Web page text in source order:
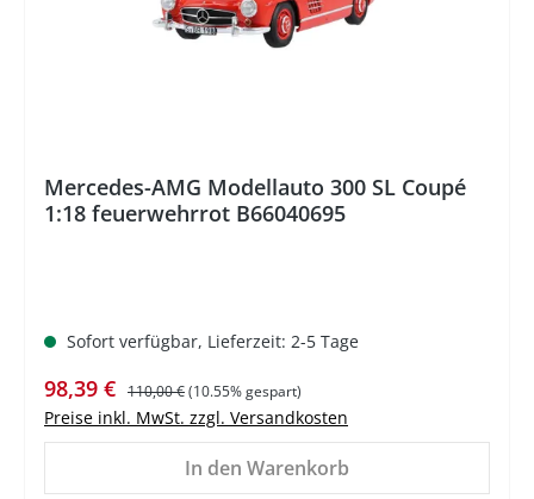
Mercedes-AMG Modellauto 300 SL Coupé
1:18 feuerwehrrot B66040695
Sofort verfügbar, Lieferzeit: 2-5 Tage
Verkaufspreis:
98,39 € Regulärer Preis:
110,00 €(10.55% gespart)
Preise inkl. MwSt. zzgl. Versandkosten
In den Warenkorb